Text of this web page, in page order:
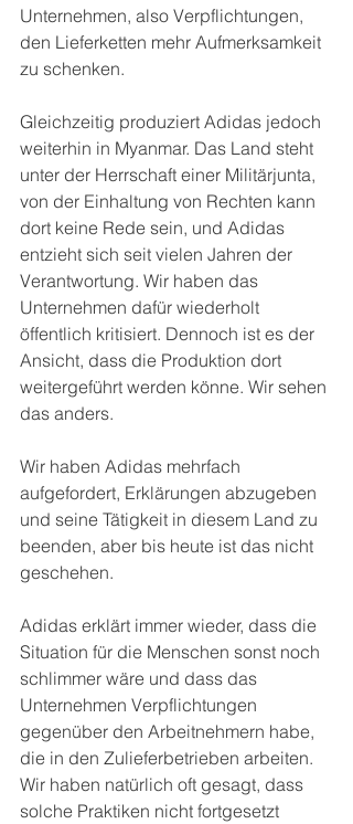
Unternehmen, also Verpflichtungen,
den Lieferketten mehr Aufmerksamkeit
zu schenken.
Gleichzeitig produziert Adidas jedoch
weiterhin in Myanmar. Das Land steht
unter der Herrschaft einer Militärjunta,
von der Einhaltung von Rechten kann
dort keine Rede sein, und Adidas
entzieht sich seit vielen Jahren der
Verantwortung. Wir haben das
Unternehmen dafür wiederholt
öffentlich kritisiert. Dennoch ist es der
Ansicht, dass die Produktion dort
weitergeführt werden könne. Wir sehen
das anders.
Wir haben Adidas mehrfach
aufgefordert, Erklärungen abzugeben
und seine Tätigkeit in diesem Land zu
beenden, aber bis heute ist das nicht
geschehen.
Adidas erklärt immer wieder, dass die
Situation für die Menschen sonst noch
schlimmer wäre und dass das
Unternehmen Verpflichtungen
gegenüber den Arbeitnehmern habe,
die in den Zulieferbetrieben arbeiten.
Wir haben natürlich oft gesagt, dass
solche Praktiken nicht fortgesetzt